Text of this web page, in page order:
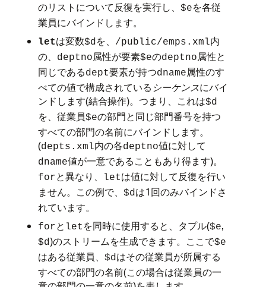
のリストについて反復を実行し、 $eを各従
業員にバインドします。
letは変数$dを、 /public/emps.xml内
の、
deptno属性が要素$eのdeptno属性と
同じであるdept要素が持つdname属性のす
べての値で構成されている シーケンスにバイ
ンドします(結合操作)。つまり、これは$d
を、従業員$eの部門と同じ部門番号を持つ
すべての部門の名前にバインドします。
(depts.xml内の各deptno値に対して
dname値が一意であることもあり得ます)。
forと異なり、 letは値に対して反復を行い
ません。この例で、 $dは1回のみバインドさ
れています。
forと let を同時に使用すると、タプル($e,
$d)のストリームを生成できます。ここで$e
はある従業員、 $dはその従業員が所属する
すべての部門の名前(この場合は従業員の一